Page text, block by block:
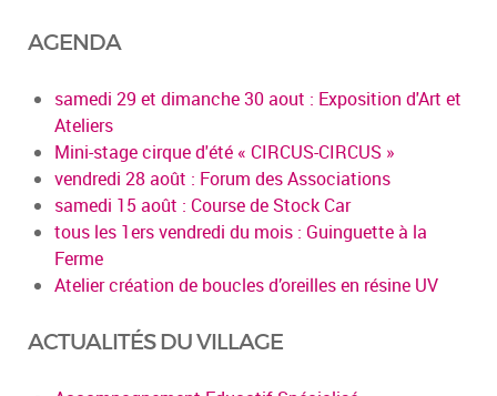
AGENDA
samedi 29 et dimanche 30 aout : Exposition d'Art et
Ateliers
Mini-stage cirque d'été « CIRCUS-CIRCUS »
vendredi 28 août : Forum des Associations
samedi 15 août : Course de Stock Car
tous les 1ers vendredi du mois : Guinguette à la
Ferme
Atelier création de boucles d’oreilles en résine UV
ACTUALITÉS DU VILLAGE